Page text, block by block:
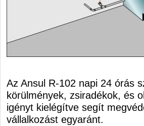
Az Ansul R-102 napi 24 órás
körülmények, zsiradékok, és
igényt kielégítve segít
vállalkozást egyaránt.